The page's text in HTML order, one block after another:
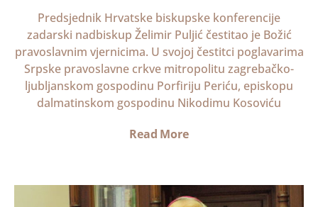
Predsjednik Hrvatske biskupske konferencije
zadarski nadbiskup Želimir Puljić čestitao je Božić
pravoslavnim vjernicima. U svojoj čestitci poglavarima
Srpske pravoslavne crkve mitropolitu zagrebačko-
ljubljanskom gospodinu Porfiriju Periću, episkopu
dalmatinskom gospodinu Nikodimu Kosoviću
Read More